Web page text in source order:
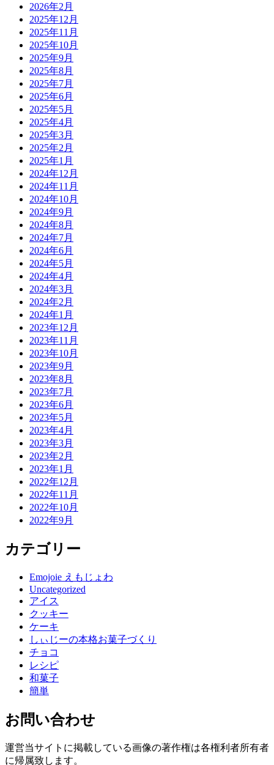
2026年2月
2025年12月
2025年11月
2025年10月
2025年9月
2025年8月
2025年7月
2025年6月
2025年5月
2025年4月
2025年3月
2025年2月
2025年1月
2024年12月
2024年11月
2024年10月
2024年9月
2024年8月
2024年7月
2024年6月
2024年5月
2024年4月
2024年3月
2024年2月
2024年1月
2023年12月
2023年11月
2023年10月
2023年9月
2023年8月
2023年7月
2023年6月
2023年5月
2023年4月
2023年3月
2023年2月
2023年1月
2022年12月
2022年11月
2022年10月
2022年9月
カテゴリー
Emojoie えもじょわ
Uncategorized
アイス
クッキー
ケーキ
しぃじーの本格お菓子づくり
チョコ
レシピ
和菓子
簡単
お問い合わせ
運営当サイトに掲載している画像の著作権は各権利者所有者
に帰属致します。